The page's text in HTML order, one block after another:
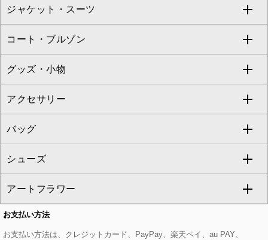
eur3
ニット・セーター
カーディガン
アンサンブルセット
ベスト・ジレ
パーカー
タンクトップ・キャミソール
スウェット・ジャージー
その他のトップス
ドレス
チュニック
ジャンパースカート
その他のワンピース・ドレス
フルレングスパンツ
クロップド・半端丈パンツ
ガウチョ・ワイドパンツ
ハーフ・ショート丈パンツ
サロペット・オールインワン
その他のパンツ
すべてのスカート
ロング・マキシ丈スカート
ひざ丈スカート
ミモレ丈スカート
ショート・ミニ丈スカート
その他のスカート
ジャケット・スーツ
すべてのジャケット・スーツ
テーラードジャケット
ノーカラージャケット
セットアップ
セットアップジャケット
セットアップパンツ
セットアップスカート
コート・ブルゾン
すべてのコート・ブルゾン
トレンチコート
ピーコート
ダッフルコート
チェスターコート
モッズコート
グッズ・小物
すべてのグッズ・小物
マスク
ストール・マフラー・スヌード
ベルト・サスペンダー
帽子
アクセサリー
すべてのアクセサリー
ネックレス
ピアス・イヤリング
ブレスレット・バングル
バッグ
すべてのバッグ
トートバッグ
ショルダーバッグ
シューズ
すべてのシューズ
パンプス
アートフラワー
すべてのアートフラワー
お支払い方法
お支払い方法は、クレジットカード、PayPay、楽天ペイ、au PAY、